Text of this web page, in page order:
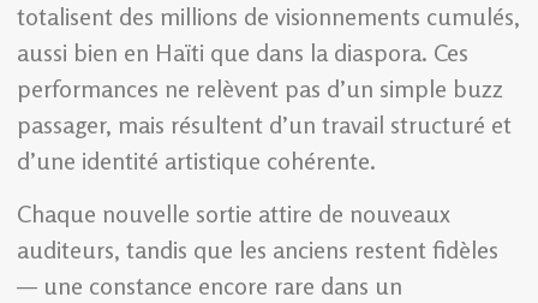
totalisent des millions de visionnements cumulés,
aussi bien en Haïti que dans la diaspora. Ces
performances ne relèvent pas d’un simple buzz
passager, mais résultent d’un travail structuré et
d’une identité artistique cohérente.
Chaque nouvelle sortie attire de nouveaux
auditeurs, tandis que les anciens restent fidèles
— une constance encore rare dans un